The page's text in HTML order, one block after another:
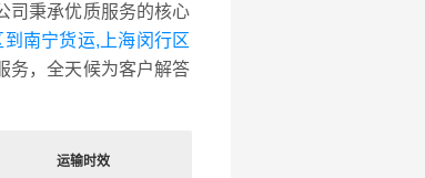
司秉承优质服务的核心
到南宁货运,上海闵行区
务，全天候为客户解答
运输时效